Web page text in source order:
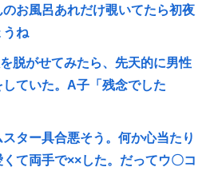
お風呂あれだけ覗いてたら初夜
うね
脱がせてみたら、先天的に男性
ていた。A子「残念でした
スター具合悪そう。何か心当たり
て両手で××した。だってウ〇コ